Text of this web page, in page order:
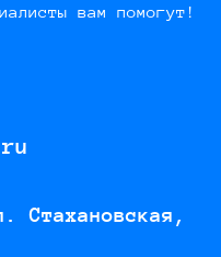
вам помогут!
Стахановская,